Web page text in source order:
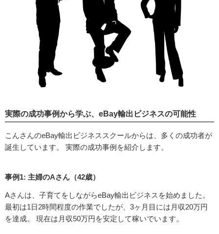
実際の成功事例から学ぶ、eBay輸出ビジネスの可能性
こんさんのeBay輸出ビジネススクールからは、多くの成功者が
誕生しています。 実際の成功事例を紹介します。
事例1: 主婦のAさん（42歳）
Aさんは、子育てをしながらeBay輸出ビジネスを始めました。
最初は1日2時間程度の作業でしたが、3ヶ月目には月収20万円
を達成。 現在は月収50万円を安定して稼いでいます。